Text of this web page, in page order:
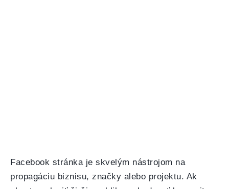
Facebook stránka je skvelým nástrojom na
propagáciu biznisu, značky alebo projektu. Ak